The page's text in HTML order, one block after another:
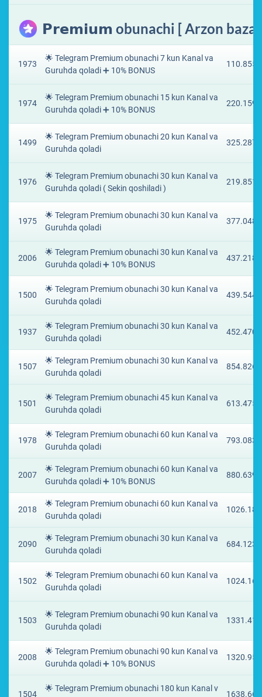
𝗣𝗿𝗲𝗺𝗶𝘂𝗺 obunachi [ Arzon baza
1973
🌟 Telegram Premium obunachi 7 kun Kanal va
Guruhda qoladi ➕ 10% BONUS
1974
🌟 Telegram Premium obunachi 15 kun Kanal va
Guruhda qoladi ➕ 10% BONUS
1499
🌟 Telegram Premium obunachi 20 kun Kanal va
Guruhda qoladi
325.287
1976
🌟 Telegram Premium obunachi 30 kun Kanal va
Guruhda qoladi ( Sekin qoshiladi )
1975
🌟 Telegram Premium obunachi 30 kun Kanal va
Guruhda qoladi
2006
🌟 Telegram Premium obunachi 30 kun Kanal va
Guruhda qoladi ➕ 10% BONUS
1500
🌟 Telegram Premium obunachi 30 kun Kanal va
Guruhda qoladi
1937
🌟 Telegram Premium obunachi 30 kun Kanal va
Guruhda qoladi
1507
🌟 Telegram Premium obunachi 30 kun Kanal va
Guruhda qoladi
1501
🌟 Telegram Premium obunachi 45 kun Kanal va
Guruhda qoladi
1978
🌟 Telegram Premium obunachi 60 kun Kanal va
Guruhda qoladi
2007
🌟 Telegram Premium obunachi 60 kun Kanal va
Guruhda qoladi ➕ 10% BONUS
880.639
2018
🌟 Telegram Premium obunachi 60 kun Kanal va
Guruhda qoladi
2090
🌟 Telegram Premium obunachi 30 kun Kanal va
Guruhda qoladi
1502
🌟 Telegram Premium obunachi 60 kun Kanal va
Guruhda qoladi
1503
🌟 Telegram Premium obunachi 90 kun Kanal va
Guruhda qoladi
2008
🌟 Telegram Premium obunachi 90 kun Kanal va
Guruhda qoladi ➕ 10% BONUS
1504
🌟 Telegram Premium obunachi 180 kun Kanal v